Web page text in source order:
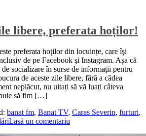
libere, preferata hoților!
preferata hoților din locuințe, care îşi
de pe Facebook şi Instagram. Așa că
socializare în surse de informații pentru
de aceste zile libere, fără a cădea
neplăcut, nu uitați să vă luați câteva
să fim […]
banat fm, Banat TV, Caras Severin, furturi,
Lasă un comentariu